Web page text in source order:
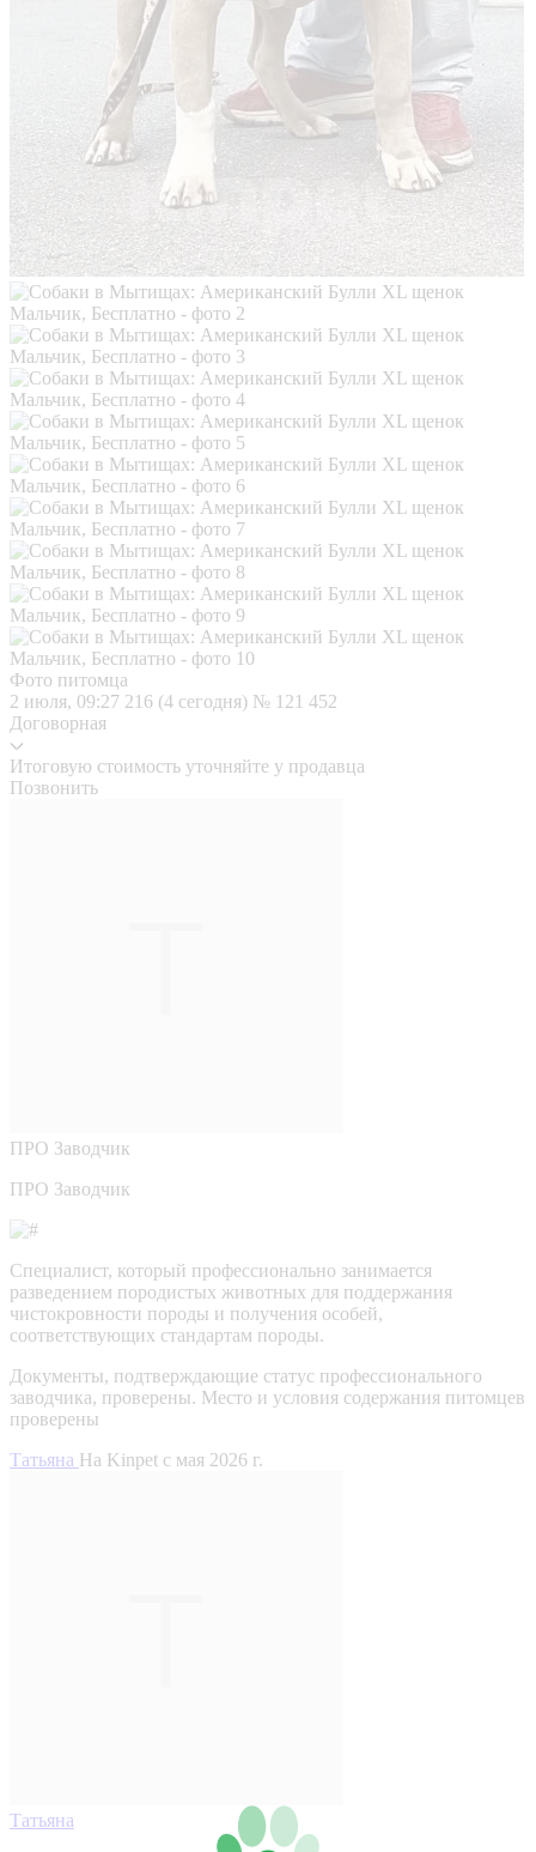
Фото питомца
2 июля, 09:27 216 (4 сегодня) № 121 452
Договорная
Итоговую стоимость уточняйте у продавца
Позвонить
ПРО Заводчик
ПРО Заводчик
Специалист, который профессионально занимается
разведением породистых животных для поддержания
чистокровности породы и получения особей,
соответствующих стандартам породы.
Документы, подтверждающие статус профессионального
заводчика, проверены. Место и условия содержания питомцев
проверены
Татьяна На Kinpet c мая 2026 г.
Татьяна